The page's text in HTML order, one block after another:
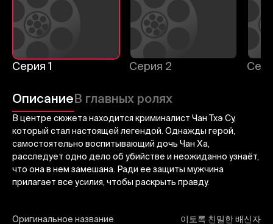
Серия 1 Серия 2
ОписаниеВ главных ролях
В центре сюжета находится криминалист Чан Тхэ Су,
который стал настоящей легендой. Однажды герой,
самостоятельно воспитывающий дочь Чан Ха,
расследует одно дело об убийстве и неожиданно узнаёт,
что она в нем замешана. Ради ее защиты мужчина
прилагает все усилия, чтобы раскрыть правду.
Оригинальное название 이토록 친밀한 배신자